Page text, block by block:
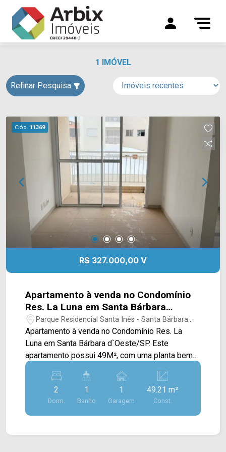
1 IMÓVEL
Refinar Pesquisa
Cód. 11369
R$ 327.000,00 V
Apartamento à venda no Condomínio
Res. La Luna em Santa Bárbara
d`Oeste/SP
Parque Residencial Santa Inês - Santa Bárbara
D`Oeste/SP
Apartamento à venda no Condomínio Res. La
Luna em Santa Bárbara d`Oeste/SP. Este
apartamento possui 49M², com uma planta bem
distribuída que prioriza praticidade e conforto no
dia a dia. A área social é composta por sala de
estar e de jantar integradas, criando um ambiente
funcional e agradável, com acesso à sacada que
proporciona ventilação natural e iluminação. A
2
Dorm.
1
Banho
1
Garagem
49.21 m²
Const.